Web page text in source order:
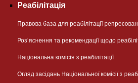
Реабілітація
Правова база для реабілітації
Розʼяснення та рекомендації щодо
Національна комісія з реабілітації
Огляд засідань Національної комісії з